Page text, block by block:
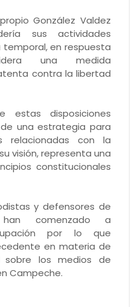
González Valdez
sus actividades
en respuesta
una medida
contra la libertad
estas disposiciones
una estrategia para
relacionadas con la
visión, representa una
constitucionales
y defensores de
han comenzado a
por lo que
en materia de
sobre los medios de
Campeche.